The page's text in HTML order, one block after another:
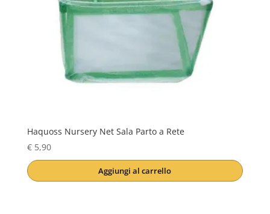
Haquoss Nursery Net Sala Parto a Rete
€5,90
Aggiungi al carrello